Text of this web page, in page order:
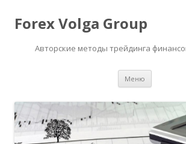
Forex Volga Group
Авторские методы трейдинга
Меню